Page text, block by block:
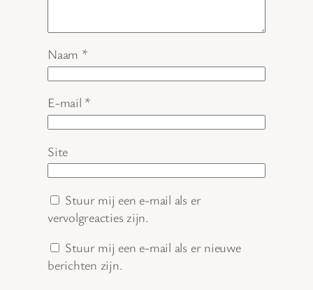
Naam *
E-mail *
Site
Stuur mij een e-mail als er
vervolgreacties zijn.
Stuur mij een e-mail als er nieuwe
berichten zijn.